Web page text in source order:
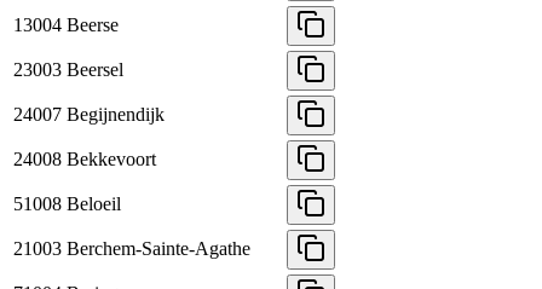
13004 Beerse
23003 Beersel
24007 Begijnendijk
24008 Bekkevoort
51008 Beloeil
21003 Berchem-Sainte-Agathe